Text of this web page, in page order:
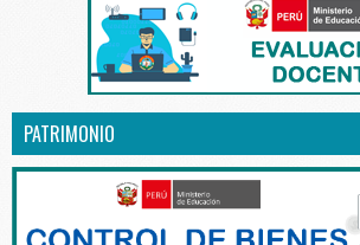
PATRIMONIO